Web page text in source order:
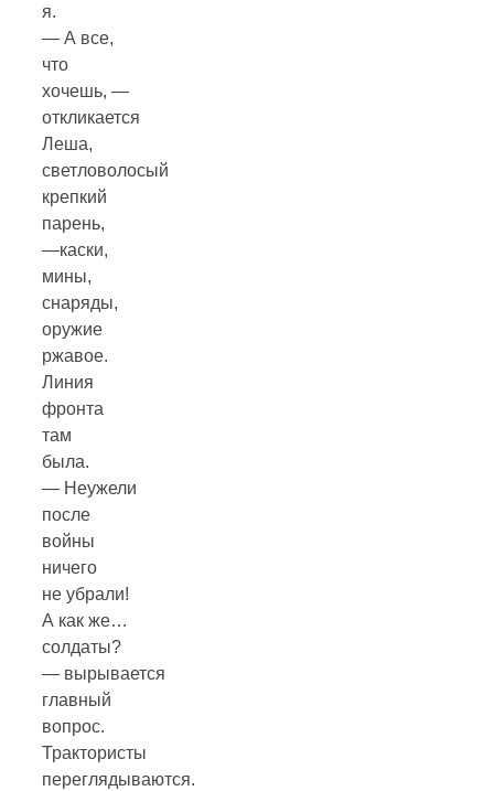
я.
— А все,
что
хочешь, —
откликается
Леша,
светловолосый
крепкий
парень,
—каски,
мины,
снаряды,
оружие
ржавое.
Линия
фронта
там
была.
— Неужели
после
войны
ничего
не убрали!
А как же…
солдаты?
— вырывается
главный
вопрос.
Трактористы
переглядываются.